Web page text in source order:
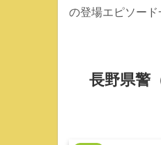
の登場エピソード
長野県警